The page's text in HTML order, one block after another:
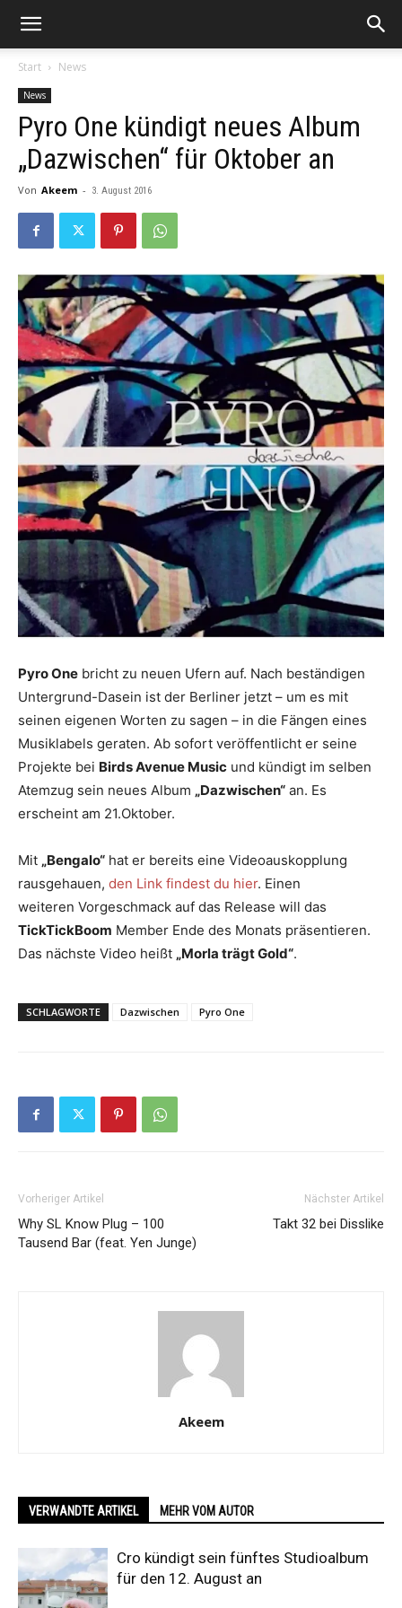
Start News
News
Pyro One kündigt neues Album
„Dazwischen“ für Oktober an
Von Akeem - 3. August 2016
Pyro One bricht zu neuen Ufern auf. Nach beständigen
Untergrund-Dasein ist der Berliner jetzt – um es mit
seinen eigenen Worten zu sagen – in die Fängen eines
Musiklabels geraten. Ab sofort veröffentlicht er seine
Projekte bei Birds Avenue Music und kündigt im selben
Atemzug sein neues Album „Dazwischen“ an. Es
erscheint am 21.Oktober.
Mit „Bengalo“ hat er bereits eine Videoauskopplung
rausgehauen, den Link findest du hier. Einen
weiteren Vorgeschmack auf das Release will das
TickTickBoom Member Ende des Monats präsentieren.
Das nächste Video heißt „Morla trägt Gold“.
SCHLAGWORTE Dazwischen Pyro One
Vorheriger Artikel
Why SL Know Plug – 100
Tausend Bar (feat. Yen Junge)
Nächster Artikel
Takt 32 bei Disslike
Akeem
VERWANDTE ARTIKEL MEHR VOM AUTOR
Cro kündigt sein fünftes Studioalbum
für den 12. August an